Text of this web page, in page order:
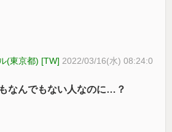
(東京都) [TW] 2022/03/16(水) 08:24:0
なんでもない人なのに…？